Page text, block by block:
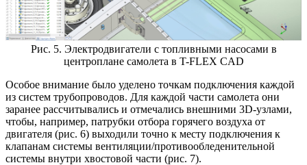
Рис. 5. Электродвигатели с топливными насосами в
центроплане самолета в T-FLEX CAD
Особое внимание было уделено точкам подключения каждой
из систем трубопроводов. Для каждой части самолета они
заранее рассчитывались и отмечались внешними 3D-узлами,
чтобы, например, патрубки отбора горячего воздуха от
двигателя (рис. 6) выходили точно к месту подключения к
клапанам системы вентиляции/противообледенительной
системы внутри хвостовой части (рис. 7).